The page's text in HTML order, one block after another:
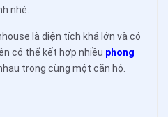
nhé.
là diện tích khá lớn và có
có thể kết hợp nhiều phong
trong cùng một căn hộ.